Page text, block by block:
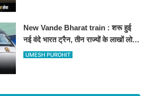
New Vande Bharat train : शरू हुई
नई वंदे भारत ट्रैन, तीन राज्यों के लाखों लोगों
का सफर होगा आसान, देखें पूरा रूटमैप
UMESH PUROHIT